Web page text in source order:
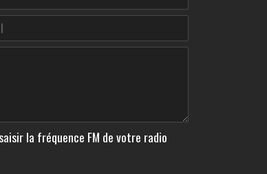
la fréquence FM de votre radio